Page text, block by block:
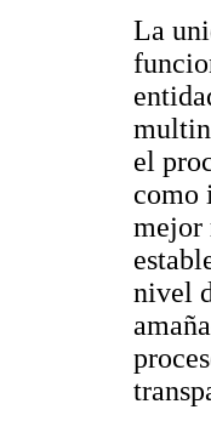
La
el
como
mejor
nivel